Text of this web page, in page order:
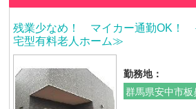
残業少なめ！ マイカー通勤OK！
宅型有料老人ホーム≫
勤務地：
群馬県安中市板